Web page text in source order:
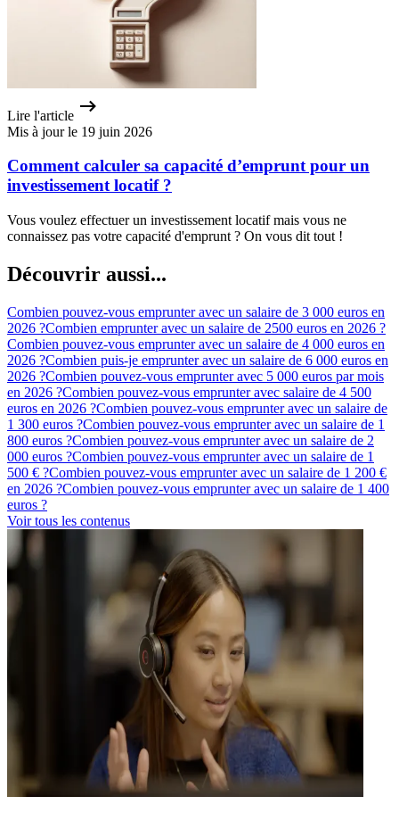
Lire l'article
Mis à jour le 19 juin 2026
Comment calculer sa capacité d’emprunt pour un
investissement locatif ?
Vous voulez effectuer un investissement locatif mais vous ne
connaissez pas votre capacité d'emprunt ? On vous dit tout !
Découvrir aussi...
Combien pouvez-vous emprunter avec un salaire de 3 000 euros en
2026 ?Combien emprunter avec un salaire de 2500 euros en 2026 ?
Combien pouvez-vous emprunter avec un salaire de 4 000 euros en
2026 ?Combien puis-je emprunter avec un salaire de 6 000 euros en
2026 ?Combien pouvez-vous emprunter avec 5 000 euros par mois
en 2026 ?Combien pouvez-vous emprunter avec salaire de 4 500
euros en 2026 ?Combien pouvez-vous emprunter avec un salaire de
1 300 euros ?Combien pouvez-vous emprunter avec un salaire de 1
800 euros ?Combien pouvez-vous emprunter avec un salaire de 2
000 euros ?Combien pouvez-vous emprunter avec un salaire de 1
500 € ?Combien pouvez-vous emprunter avec un salaire de 1 200 €
en 2026 ?Combien pouvez-vous emprunter avec un salaire de 1 400
euros ?
Voir tous les contenus